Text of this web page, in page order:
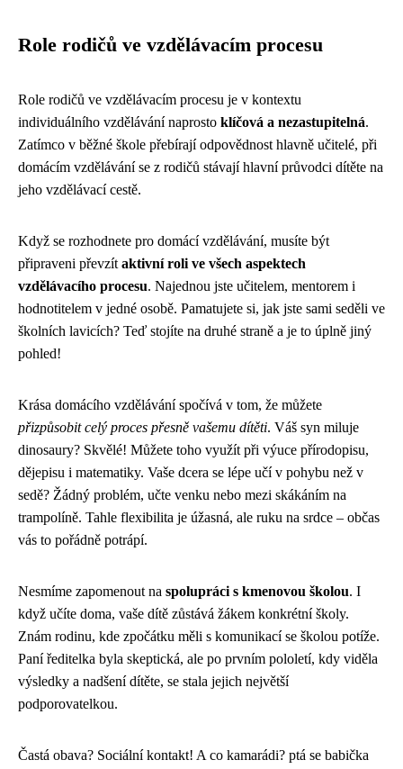
Role rodičů ve vzdělávacím procesu
Role rodičů ve vzdělávacím procesu je v kontextu
individuálního vzdělávání naprosto klíčová a nezastupitelná.
Zatímco v běžné škole přebírají odpovědnost hlavně učitelé, při
domácím vzdělávání se z rodičů stávají hlavní průvodci dítěte na
jeho vzdělávací cestě.
Když se rozhodnete pro domácí vzdělávání, musíte být
připraveni převzít aktivní roli ve všech aspektech
vzdělávacího procesu. Najednou jste učitelem, mentorem i
hodnotitelem v jedné osobě. Pamatujete si, jak jste sami seděli ve
školních lavicích? Teď stojíte na druhé straně a je to úplně jiný
pohled!
Krása domácího vzdělávání spočívá v tom, že můžete
přizpůsobit celý proces přesně vašemu dítěti. Váš syn miluje
dinosaury? Skvělé! Můžete toho využít při výuce přírodopisu,
dějepisu i matematiky. Vaše dcera se lépe učí v pohybu než v
sedě? Žádný problém, učte venku nebo mezi skákáním na
trampolíně. Tahle flexibilita je úžasná, ale ruku na srdce – občas
vás to pořádně potrápí.
Nesmíme zapomenout na spolupráci s kmenovou školou. I
když učíte doma, vaše dítě zůstává žákem konkrétní školy.
Znám rodinu, kde zpočátku měli s komunikací se školou potíže.
Paní ředitelka byla skeptická, ale po prvním pololetí, kdy viděla
výsledky a nadšení dítěte, se stala jejich největší
podporovatelkou.
Častá obava? Sociální kontakt! A co kamarádi? ptá se babička